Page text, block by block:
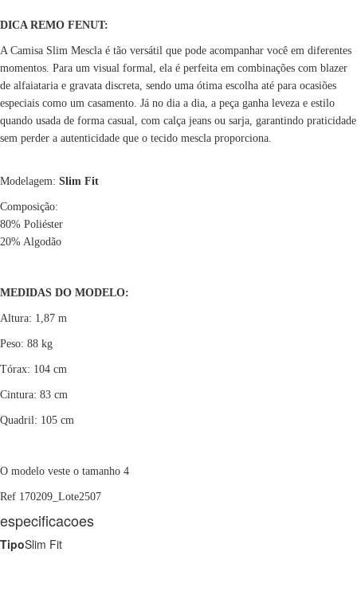
DICA REMO FENUT:
A Camisa Slim Mescla é tão versátil que pode acompanhar você em diferentes
momentos. Para um visual formal, ela é perfeita em combinações com blazer
de alfaiataria e gravata discreta, sendo uma ótima escolha até para ocasiões
especiais como um casamento. Já no dia a dia, a peça ganha leveza e estilo
quando usada de forma casual, com calça jeans ou sarja, garantindo praticidade
sem perder a autenticidade que o tecido mescla proporciona.
Modelagem: Slim Fit
Composição:
80% Poliéster
20% Algodão
MEDIDAS DO MODELO:
Altura: 1,87 m
Peso: 88 kg
Tórax: 104 cm
Cintura: 83 cm
Quadril: 105 cm
O modelo veste o tamanho 4
Ref 170209_Lote2507
especificacoes
TipoSlim Fit